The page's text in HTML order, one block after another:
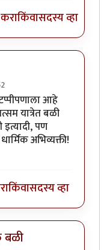
किंवासदस्य व्हा
आहे
यात्रेत बळी
इत्यादी, पण
अभिव्यक्ती!
किंवासदस्य व्हा
बळी